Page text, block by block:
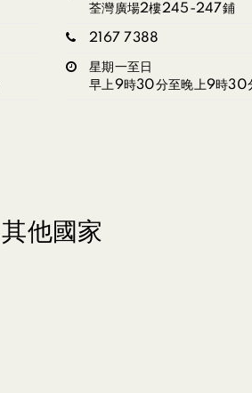
荃灣廣場2樓245-247鋪
2167 7388
星期一至日
早上9時30分至晚上9時30
其他國家